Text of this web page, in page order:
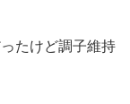
たけど調子維持